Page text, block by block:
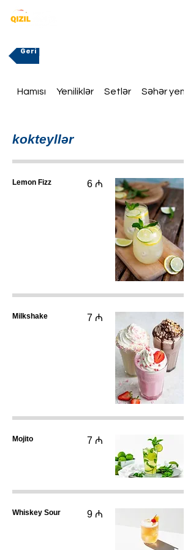
Geri
Hamısı Yeniliklər Setlər Səhər
kokteyllər
Lemon Fizz 6 ₼
Milkshake 7 ₼
Mojito 7 ₼
Whiskey Sour 9 ₼